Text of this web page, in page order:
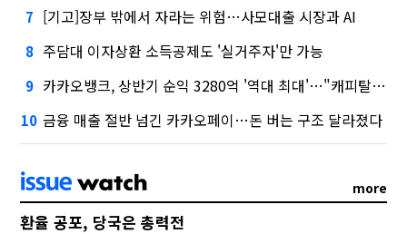
7 [기고]장부 밖에서 자라는 위험…사모대출 시장과 AI
8 주담대 이자상환 소득공제도 '실거주자'만 가능
9 카카오뱅크, 상반기 순익 3280억 '역대 최대'…"캐피탈, 자산 1조원 이상"
10 금융 매출 절반 넘긴 카카오페이…돈 버는 구조 달라졌다
more
환율 공포, 당국은 총력전